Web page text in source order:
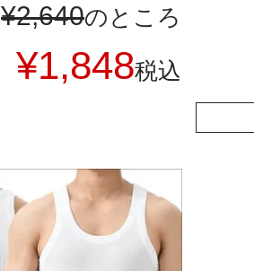
¥2,640のところ
¥1,848税込